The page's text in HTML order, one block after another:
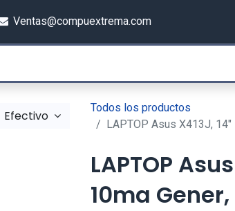
Ventas@compuextrema.com
Efectivo
Todos los productos
LAPTOP Asus X413J, 14"
LAPTOP
10ma Gener,